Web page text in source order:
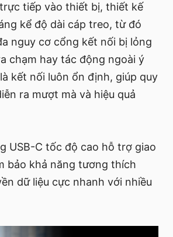
tiếp vào thiết bị, thiết kế
kể độ dài cáp treo, từ đó
nguy cơ cổng kết nối bị lỏng
chạm hay tác động ngoài ý
kết nối luôn ổn định, giúp quy
ra mượt mà và hiệu quả
USB-C tốc độ cao hỗ trợ giao
bảo khả năng tương thích
dữ liệu cực nhanh với nhiều